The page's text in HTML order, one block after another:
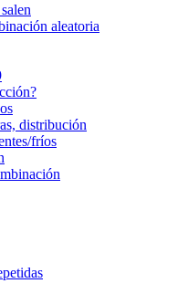
aleatoria
distribución
fríos